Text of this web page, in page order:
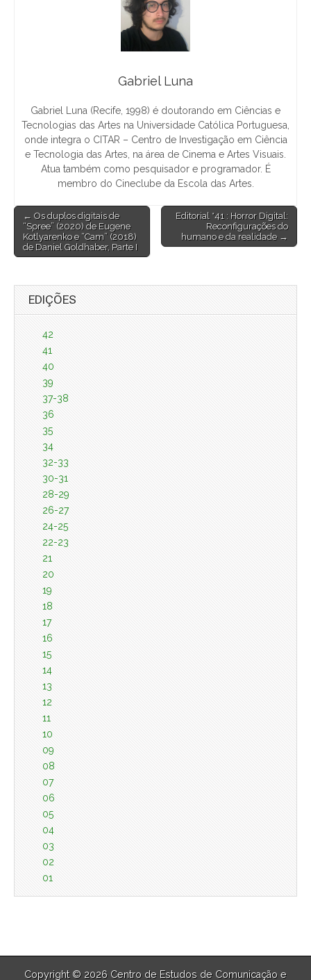
Gabriel Luna
Gabriel Luna (Recife, 1998) é doutorando em Ciências e
Tecnologias das Artes na Universidade Católica Portuguesa,
onde integra o CITAR – Centro de Investigação em Ciência
e Tecnologia das Artes, na área de Cinema e Artes Visuais.
Atua também como pesquisador e programador. É
membro do Cineclube da Escola das Artes.
Post
navigation
← Os duplos digitais de
“Spree” (2020) de Eugene
Kotlyarenko e “Cam” (2018)
de Daniel Goldhaber, Parte I
Editorial *41 : Horror Digital:
Reconfigurações do
humano e da realidade →
EDIÇÕES
42
41
40
39
37-38
36
35
34
32-33
30-31
28-29
26-27
24-25
22-23
21
20
19
18
17
16
15
14
13
12
11
10
09
08
07
06
05
04
03
02
01
Copyright © 2026 Centro de Estudos de Comunicação e